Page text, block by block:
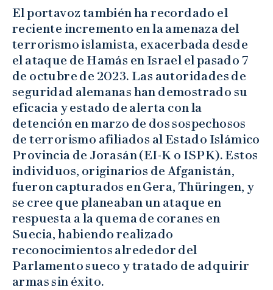
El portavoz también ha recordado el
reciente incremento en la amenaza del
terrorismo islamista, exacerbada desde
el ataque de Hamás en Israel el pasado 7
de octubre de 2023. Las autoridades de
seguridad alemanas han demostrado su
eficacia y estado de alerta con la
detención en marzo de dos sospechosos
de terrorismo afiliados al Estado Islámico
Provincia de Jorasán (EI-K o ISPK). Estos
individuos, originarios de Afganistán,
fueron capturados en Gera, Thüringen, y
se cree que planeaban un ataque en
respuesta a la quema de coranes en
Suecia, habiendo realizado
reconocimientos alrededor del
Parlamento sueco y tratado de adquirir
armas sin éxito.